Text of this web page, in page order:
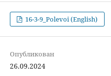
16-3-9_Polevoi (English)
Опубликован
26.09.2024